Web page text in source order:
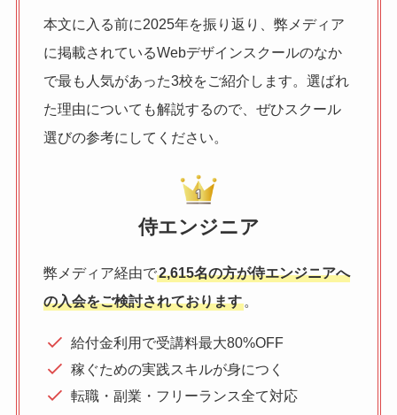
本文に入る前に2025年を振り返り、弊メディア
に掲載されているWebデザインスクールのなか
で最も人気があった3校をご紹介します。選ばれ
た理由についても解説するので、ぜひスクール
選びの参考にしてください。
侍エンジニア
弊メディア経由で2,615名の方が侍エンジニアへ
の入会をご検討されております。
給付金利用で受講料最大80%OFF
稼ぐための実践スキルが身につく
転職・副業・フリーランス全て対応